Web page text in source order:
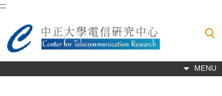
跳
要
內
區
:::
MENU